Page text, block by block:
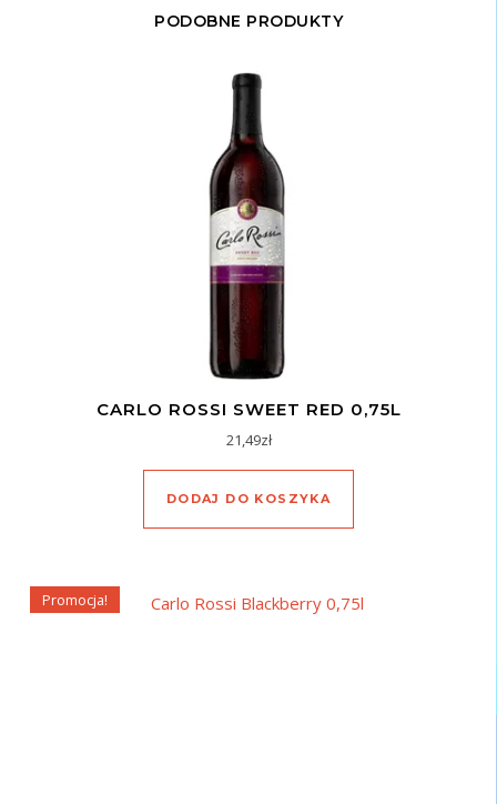
PODOBNE PRODUKTY
CARLO ROSSI SWEET RED 0,75L
21,49zł
DODAJ DO KOSZYKA
Promocja!